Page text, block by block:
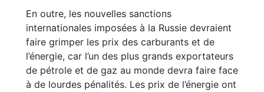
En outre, les nouvelles sanctions
internationales imposées à la Russie devraient
faire grimper les prix des carburants et de
l’énergie, car l’un des plus grands exportateurs
de pétrole et de gaz au monde devra faire face
à de lourdes pénalités. Les prix de l’énergie ont